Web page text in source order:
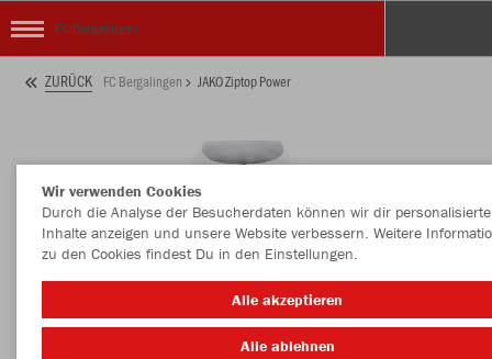
FC Bergalingen
ZURÜCK FC Bergalingen JAKO Ziptop Power
Wir verwenden Cookies
Durch die Analyse der Besucherdaten können wir dir personalisierte
Inhalte anzeigen und unsere Website verbessern. Weitere
zu den Cookies findest Du in den Einstellungen.
Alle akzeptieren
Alle ablehnen